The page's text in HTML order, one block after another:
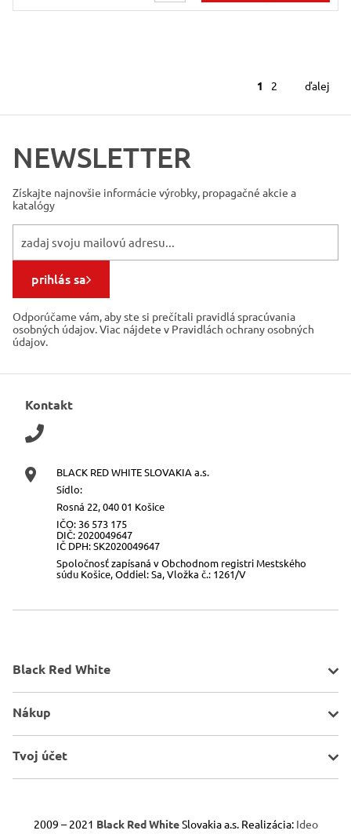
1 2 ďalej
NEWSLETTER
Získajte najnovšie informácie výrobky, propagačné akcie a
katalógy
prihlás sa
Odporúčame vám, aby ste si prečítali pravidlá spracúvania
osobných údajov. Viac nájdete v Pravidlách ochrany osobných
údajov.
Kontakt
BLACK RED WHITE SLOVAKIA a.s.
Sídlo:
Rosná 22, 040 01 Košice
IČO: 36 573 175
DIČ: 2020049647
IČ DPH: SK2020049647
Spoločnosť zapísaná v Obchodnom registri Mestského
súdu Košice, Oddiel: Sa, Vložka č.: 1261/V
Black Red White
Kontakt
Nákup
Všeobecné informácie
Odstúpenie od zmluvy
Tvoj účet
Reklamácie
2009 – 2021 Black Red WhiteSlovakia a.s. Realizácia: Ideo